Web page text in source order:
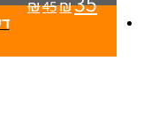
₪45₪